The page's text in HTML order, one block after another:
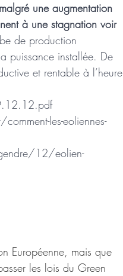
malgré une augmentation
à une stagnation voir
de production
puissance installée. De
et rentable à l’heure
les-eoliennes-
12/eolien-
Européenne, mais que
les lois du Green